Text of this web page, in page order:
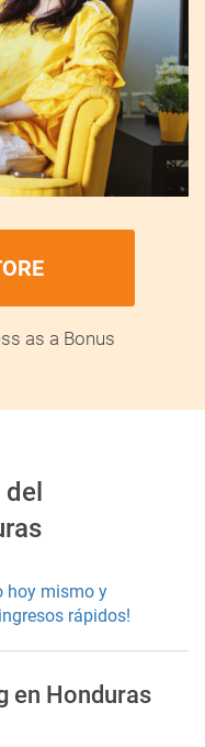
as a Bonus
hoy mismo y
rápidos!
en Honduras